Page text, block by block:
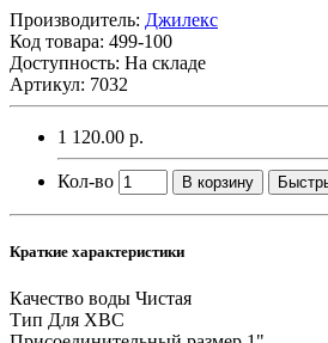
Производитель: Джилекс
Код товара: 499-100
Доступность: На складе
Артикул: 7032
1 120.00 р.
Кол-во В корзину
Краткие характеристики
Качество воды Чистая
Тип Для ХВС